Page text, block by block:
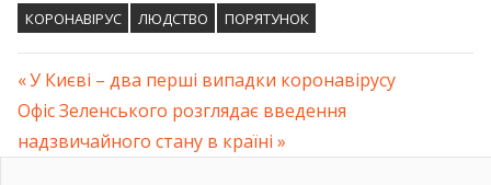
КОРОНАВІРУС ЛЮДСТВО ПОРЯТУНОК
Навігація
записів
Previous
Post:
У Києві – два перші випадки коронавірусу
Next
Post:
Офіс Зеленського розглядає введення
надзвичайного стану в країні